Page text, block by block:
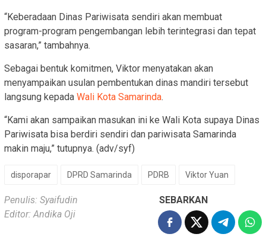
“Keberadaan Dinas Pariwisata sendiri akan membuat
program-program pengembangan lebih terintegrasi dan tepat
sasaran,” tambahnya.
Sebagai bentuk komitmen, Viktor menyatakan akan
menyampaikan usulan pembentukan dinas mandiri tersebut
langsung kepada Wali Kota Samarinda.
“Kami akan sampaikan masukan ini ke Wali Kota supaya Dinas
Pariwisata bisa berdiri sendiri dan pariwisata Samarinda
makin maju,” tutupnya. (adv/syf)
disporapar DPRD Samarinda PDRB Viktor Yuan
Penulis: Syaifudin
Editor: Andika Oji
SEBARKAN